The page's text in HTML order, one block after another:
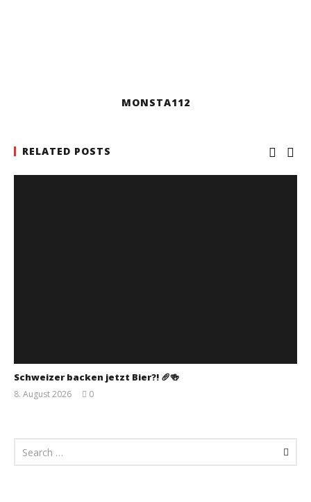
MONSTA112
RELATED POSTS
Schweizer backen jetzt Bier?! 🥖🍻
8. August 2026
0